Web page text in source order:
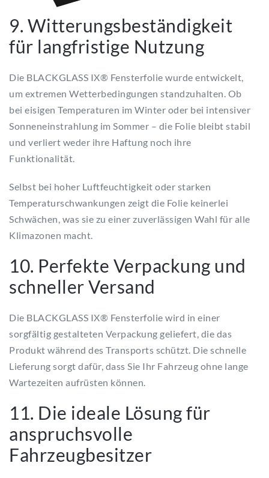
9. Witterungsbeständigkeit
für langfristige Nutzung
Die BLACKGLASS IX® Fensterfolie wurde entwickelt,
um extremen Wetterbedingungen standzuhalten. Ob
bei eisigen Temperaturen im Winter oder bei intensiver
Sonneneinstrahlung im Sommer – die Folie bleibt stabil
und verliert weder ihre Haftung noch ihre
Funktionalität.
Selbst bei hoher Luftfeuchtigkeit oder starken
Temperaturschwankungen zeigt die Folie keinerlei
Schwächen, was sie zu einer zuverlässigen Wahl für alle
Klimazonen macht.
10. Perfekte Verpackung und
schneller Versand
Die BLACKGLASS IX® Fensterfolie wird in einer
sorgfältig gestalteten Verpackung geliefert, die das
Produkt während des Transports schützt. Die schnelle
Lieferung sorgt dafür, dass Sie Ihr Fahrzeug ohne lange
Wartezeiten aufrüsten können.
11. Die ideale Lösung für
anspruchsvolle
Fahrzeugbesitzer